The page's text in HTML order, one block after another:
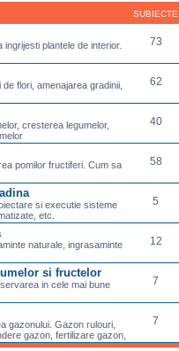
SUBIECTE
plantele de interior.
73
flori, amenajarea gradinii,
62
cresterea legumelor,
40
pomilor fructiferi. Cum sa
58
si executie sisteme
etc.
5
naturale, ingrasaminte
12
si fructelor
in cele mai bune
7
gazonului. Gazon rulouri,
gazon, fertilizare gazon,
7